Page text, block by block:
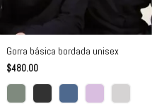
Gorra básica bordada unisex
$480.00